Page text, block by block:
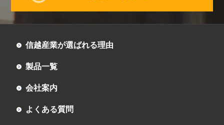
信越産業が選ばれる理由
製品一覧
会社案内
よくある質問